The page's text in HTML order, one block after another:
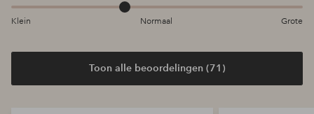
Klein Normaal Grote
Toon alle beoordelingen (71)